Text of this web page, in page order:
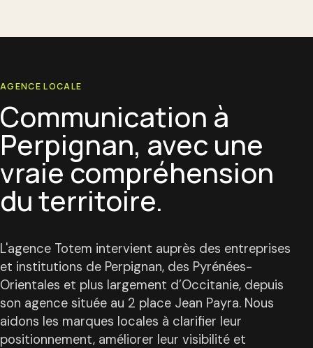
AGENCE LOCALE
Communication à
Perpignan, avec une
vraie compréhension
du territoire.
L'agence Totem intervient auprès des entreprises
et institutions de Perpignan, des Pyrénées-
Orientales et plus largement d’Occitanie, depuis
son agence située au 2 place Jean Payra. Nous
aidons les marques locales à clarifier leur
positionnement, améliorer leur visibilité et